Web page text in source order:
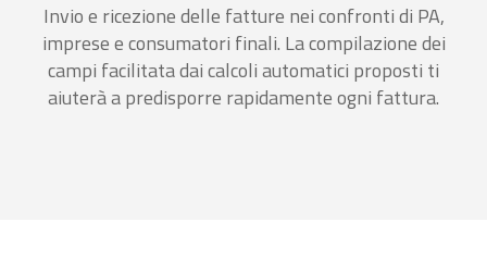
Invio e ricezione delle fatture nei confronti di PA,
imprese e consumatori finali. La compilazione dei
campi facilitata dai calcoli automatici proposti ti
aiuterà a predisporre rapidamente ogni fattura.